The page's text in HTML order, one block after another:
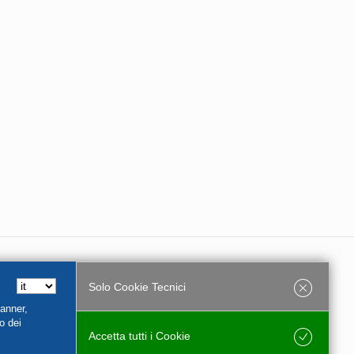
Iva 01956540544
dei
Accetta tutti i Cookie
Solo Cookie Tecnici
Salva